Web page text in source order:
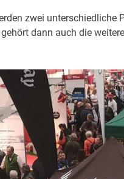
zwei
dann auch die